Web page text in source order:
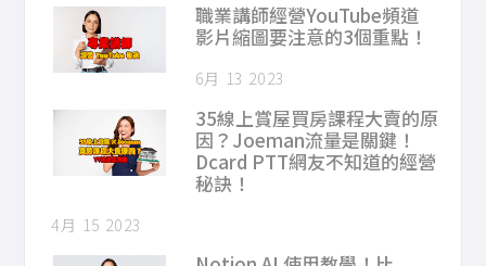
職業講師經營YouTube頻道
影片縮圖要注意的3個重點！
6月 13 2023
35線上賞屋買房課程大賣的原
因？Joeman流量是關鍵！
Dcard PTT網友不知道的經營
秘訣！
4月 15 2023